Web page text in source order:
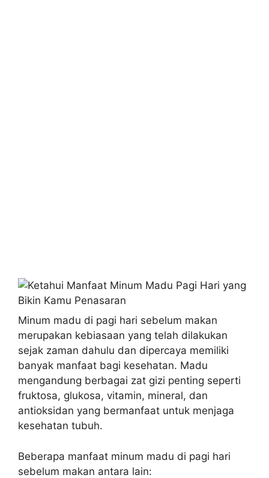
Minum madu di pagi hari sebelum makan
merupakan kebiasaan yang telah dilakukan
sejak zaman dahulu dan dipercaya memiliki
banyak manfaat bagi kesehatan. Madu
mengandung berbagai zat gizi penting seperti
fruktosa, glukosa, vitamin, mineral, dan
antioksidan yang bermanfaat untuk menjaga
kesehatan tubuh.
Beberapa manfaat minum madu di pagi hari
sebelum makan antara lain: